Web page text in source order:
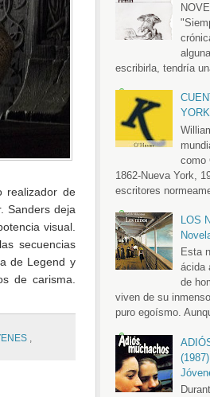
realizador de
Sanders deja
visual.
secuencias
de Legend y
de carisma.
,
escribirla, tendría
como
1862-Nueva York,
escritores
LOS
Esta
ácida
de
viven de su
puro egoísmo.